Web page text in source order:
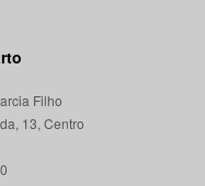
Filho
13, Centro